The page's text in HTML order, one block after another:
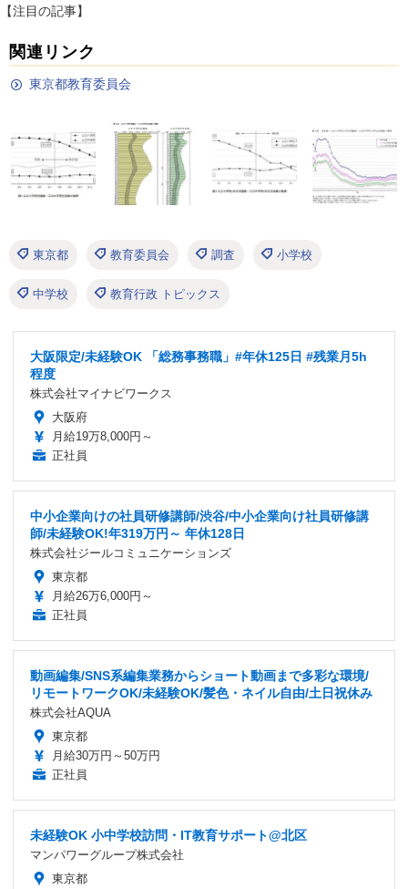
【注目の記事】
関連リンク
東京都教育委員会
東京都 教育委員会 調査 小学校
中学校 教育行政 トピックス
大阪限定/未経験OK 「総務事務職」#年休125日 #残業月5h
程度
株式会社マイナビワークス
大阪府
月給19万8,000円～
正社員
中小企業向けの社員研修講師/渋谷/中小企業向け社員研修講
師/未経験OK!年319万円～ 年休128日
株式会社ジールコミュニケーションズ
東京都
月給26万6,000円～
正社員
動画編集/SNS系編集業務からショート動画まで多彩な環境/
リモートワークOK/未経験OK/髪色・ネイル自由/土日祝休み
株式会社AQUA
東京都
月給30万円～50万円
正社員
未経験OK 小中学校訪問・IT教育サポート@北区
マンパワーグループ株式会社
東京都